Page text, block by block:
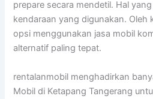
prepare secara mendetil. Hal
kendaraan yang digunakan. Oleh
opsi menggunakan jasa mobil
alternatif paling tepat.
rentalanmobil menghadirkan
Mobil di Ketapang Tangerang